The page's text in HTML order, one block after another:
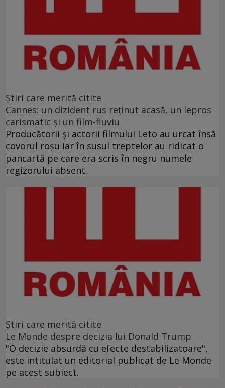
Ştiri care merită citite
Cannes: un dizident rus reţinut acasă, un lepros
carismatic şi un film-fluviu
Producătorii şi actorii filmului Leto au urcat însă
covorul roşu iar în susul treptelor au ridicat o
pancartă pe care era scris în negru numele
regizorului absent.
Ştiri care merită citite
Le Monde despre decizia lui Donald Trump
"O decizie absurdă cu efecte destabilizatoare",
este intitulat un editorial publicat de Le Monde
pe acest subiect.